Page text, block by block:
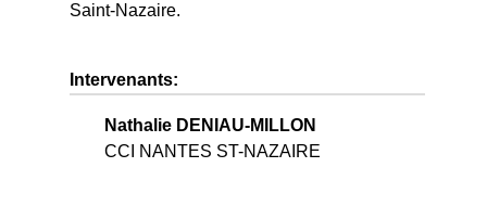
Saint-Nazaire.
Intervenants:
Nathalie DENIAU-MILLON
CCI NANTES ST-NAZAIRE